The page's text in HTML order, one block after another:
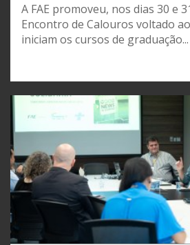
A FAE promoveu, nos dias 30 e
Encontro de Calouros voltado
iniciam os cursos de graduação...